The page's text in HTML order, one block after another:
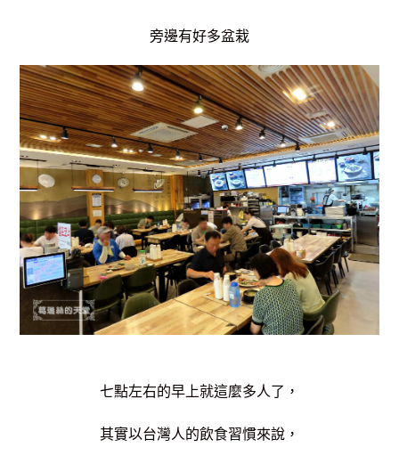
旁邊有好多盆栽
七點左右的早上就這麼多人了，
其實以台灣人的飲食習慣來說，